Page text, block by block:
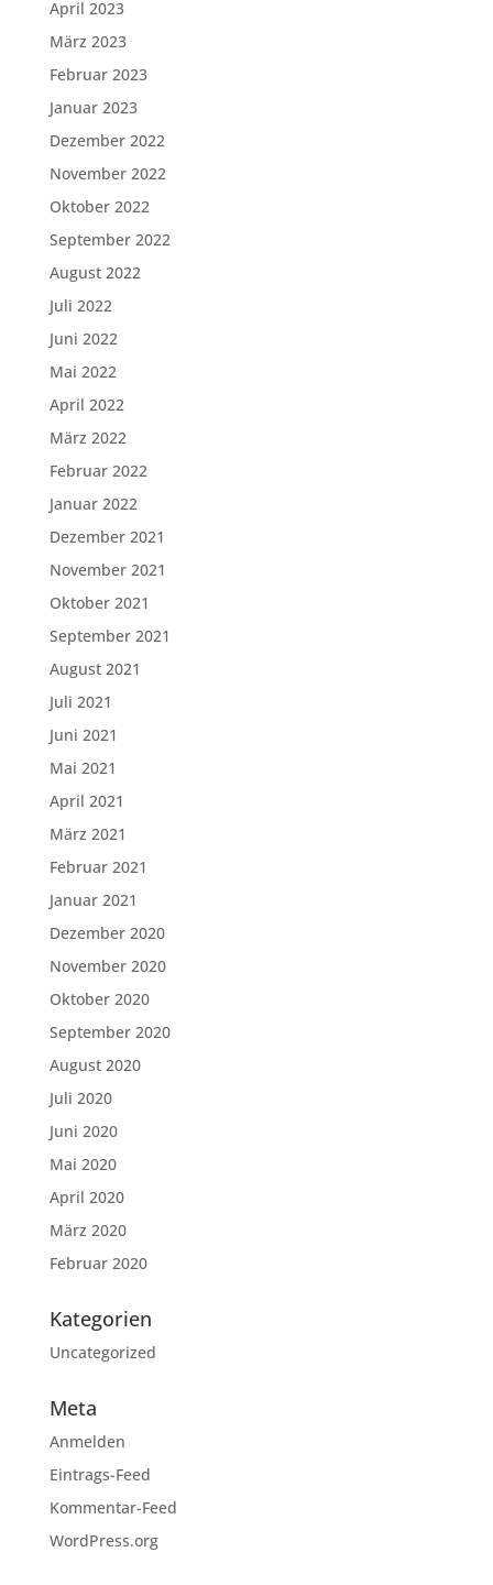
April 2023
März 2023
Februar 2023
Januar 2023
Dezember 2022
November 2022
Oktober 2022
September 2022
August 2022
Juli 2022
Juni 2022
Mai 2022
April 2022
März 2022
Februar 2022
Januar 2022
Dezember 2021
November 2021
Oktober 2021
September 2021
August 2021
Juli 2021
Juni 2021
Mai 2021
April 2021
März 2021
Februar 2021
Januar 2021
Dezember 2020
November 2020
Oktober 2020
September 2020
August 2020
Juli 2020
Juni 2020
Mai 2020
April 2020
März 2020
Februar 2020
Kategorien
Uncategorized
Meta
Anmelden
Eintrags-Feed
Kommentar-Feed
WordPress.org